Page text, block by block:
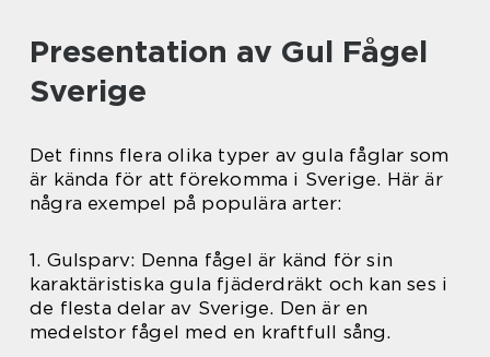
Presentation av Gul Fågel
Sverige
Det finns flera olika typer av gula fåglar som
är kända för att förekomma i Sverige. Här är
några exempel på populära arter:
1. Gulsparv: Denna fågel är känd för sin
karaktäristiska gula fjäderdräkt och kan ses i
de flesta delar av Sverige. Den är en
medelstor fågel med en kraftfull sång.